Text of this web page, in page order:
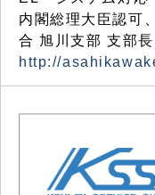
内閣総理大臣認可
合 旭川支部 支部
http://